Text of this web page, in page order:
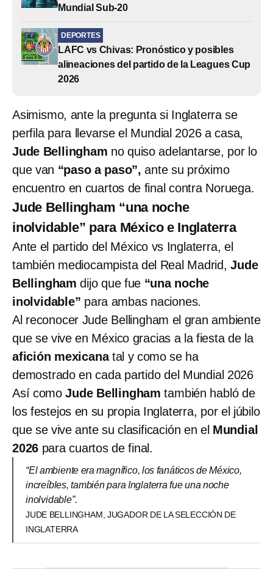
Mundial Sub-20
DEPORTES
LAFC vs Chivas: Pronóstico y posibles
alineaciones del partido de la Leagues Cup
2026
Asimismo, ante la pregunta si Inglaterra se
perfila para llevarse el Mundial 2026 a casa,
Jude Bellingham no quiso adelantarse, por lo
que van “paso a paso”, ante su próximo
encuentro en cuartos de final contra Noruega.
Jude Bellingham “una noche
inolvidable” para México e Inglaterra
Ante el partido del México vs Inglaterra, el
también mediocampista del Real Madrid,Jude
Bellingham dijo que fue “una noche
inolvidable” para ambas naciones.
Al reconocer Jude Bellingham el gran ambiente
que se vive en México gracias a la fiesta de la
afición mexicanatal y como se ha
demostrado en cada partido del Mundial 2026
Así como Jude Bellingham también habló de
los festejos en su propia Inglaterra, por el júbilo
que se vive ante su clasificación en el Mundial
2026 para cuartos de final.
“El ambiente era magnífico, los fanáticos de México,
increíbles, también para Inglaterra fue una noche
inolvidable”.
JUDE BELLINGHAM, JUGADOR DE LA SELECCIÓN DE
INGLATERRA